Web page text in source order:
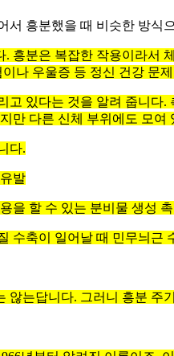
서 흥분했을 때 비슷한 방식
흥분은 복잡한 작용이라서
나 우울증 등 정신 건강 문
고 있다는 것을 알려 줍니
만 다른 신체 부위에도 모여
다.
발
을 할 수 있는 분비물 생성
수축이 일어날 때 민무늬근
않는답니다. 그러니 흥분